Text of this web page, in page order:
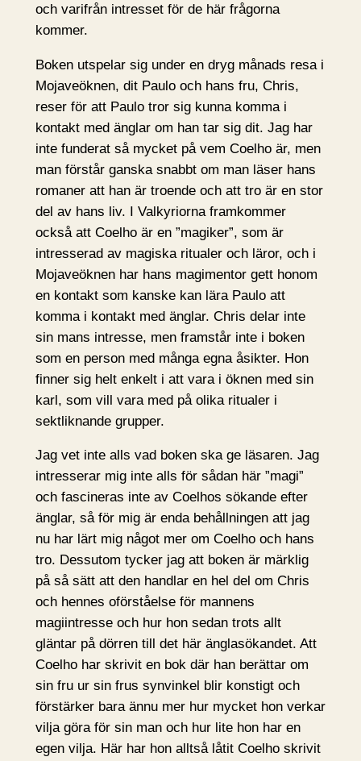
och varifrån intresset för de här frågorna
kommer.
Boken utspelar sig under en dryg månads resa i
Mojaveöknen, dit Paulo och hans fru, Chris,
reser för att Paulo tror sig kunna komma i
kontakt med änglar om han tar sig dit. Jag har
inte funderat så mycket på vem Coelho är, men
man förstår ganska snabbt om man läser hans
romaner att han är troende och att tro är en stor
del av hans liv. I Valkyriorna framkommer
också att Coelho är en ”magiker”, som är
intresserad av magiska ritualer och läror, och i
Mojaveöknen har hans magimentor gett honom
en kontakt som kanske kan lära Paulo att
komma i kontakt med änglar. Chris delar inte
sin mans intresse, men framstår inte i boken
som en person med många egna åsikter. Hon
finner sig helt enkelt i att vara i öknen med sin
karl, som vill vara med på olika ritualer i
sektliknande grupper.
Jag vet inte alls vad boken ska ge läsaren. Jag
intresserar mig inte alls för sådan här ”magi”
och fascineras inte av Coelhos sökande efter
änglar, så för mig är enda behållningen att jag
nu har lärt mig något mer om Coelho och hans
tro. Dessutom tycker jag att boken är märklig
på så sätt att den handlar en hel del om Chris
och hennes oförståelse för mannens
magiintresse och hur hon sedan trots allt
gläntar på dörren till det här änglasökandet. Att
Coelho har skrivit en bok där han berättar om
sin fru ur sin frus synvinkel blir konstigt och
förstärker bara ännu mer hur mycket hon verkar
vilja göra för sin man och hur lite hon har en
egen vilja. Här har hon alltså låtit Coelho skrivit